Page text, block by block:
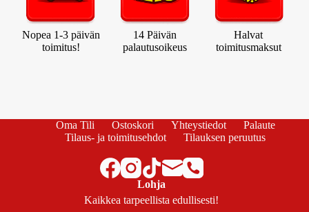
Nopea 1-3 päivän
toimitus!
14 Päivän
palautusoikeus
Halvat
toimitusmaksut
Oma Tili Ostoskori Yhteystiedot
Palaute
Tilaus- ja toimitusehdot
Tilauksen peruutus
Lohja
Kaikkea tarpeellista edullisesti!